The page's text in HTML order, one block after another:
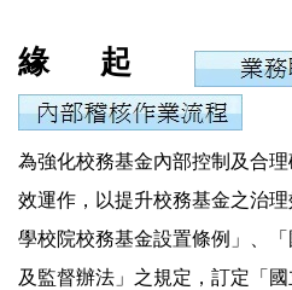
緣 起
為強化校務基金內部控制及合
效運作，以提升校務基金之治
學校院校務基金設置條例」、
及監督辦法」之規定，訂定「